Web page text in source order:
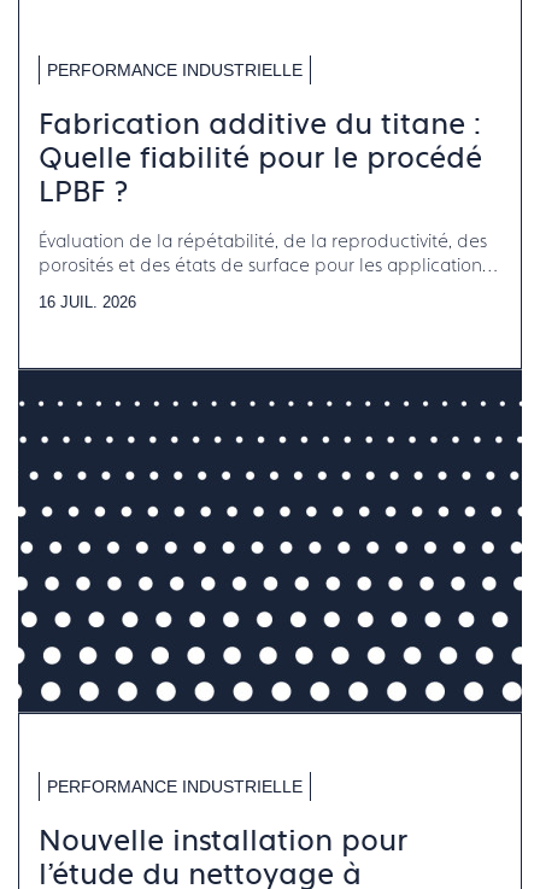
PERFORMANCE INDUSTRIELLE
Fabrication additive du titane :
Quelle fiabilité pour le procédé
LPBF ?
Évaluation de la répétabilité, de la reproductivité, des
porosités et des états de surface pour les applications
16 JUIL. 2026
PERFORMANCE INDUSTRIELLE
Nouvelle installation pour
l’étude du nettoyage à